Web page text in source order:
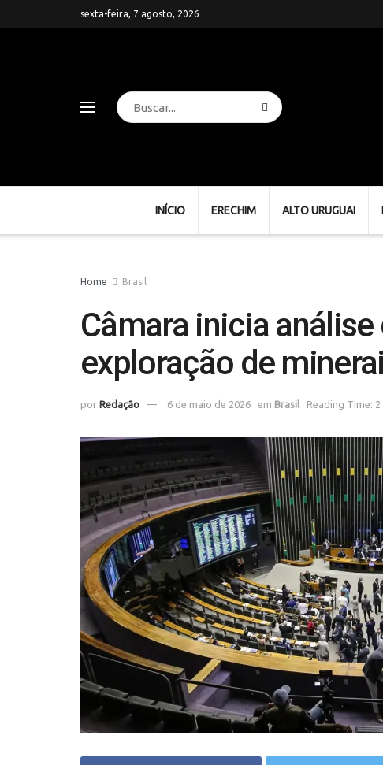
sexta-feira, 7 agosto, 2026
INÍCIO ERECHIM ALTO URUGUAI
Home Brasil
Câmara inicia
exploração de
por Redação 6 de maio de 2026 em Brasil Reading Time: 2